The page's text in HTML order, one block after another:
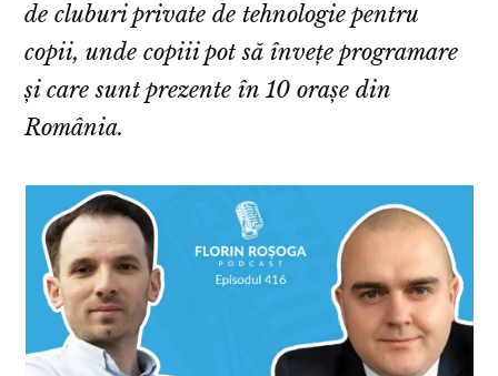
de cluburi private de tehnologie pentru
copii, unde copiii pot să învețe programare
și care sunt prezente în 10 orașe din
România.